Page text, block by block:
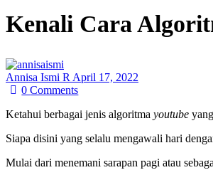
Kenali Cara
Annisa Ismi RApril 17, 2022
0Comments
Ketahui berbagai jenis algoritma youtube
Siapa disini yang selalu mengawali hari
Mulai dari menemani sarapan pagi atau